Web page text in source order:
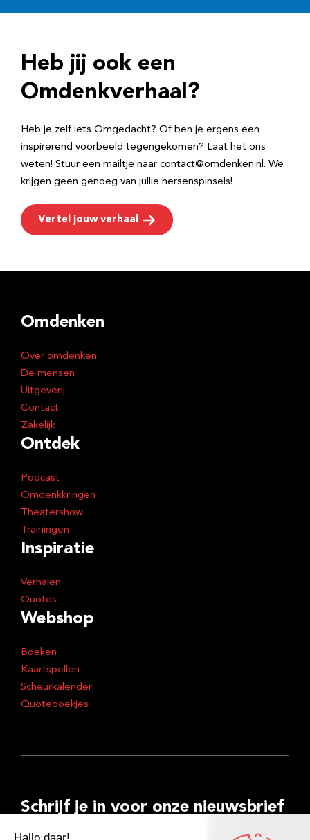
r
e
Heb jij ook een
Omdenkverhaal?
Heb je zelf iets Omgedacht? Of ben je ergens een
inspirerend voorbeeld tegengekomen? Laat het ons
weten! Stuur een mailtje naar contact@omdenken.nl. We
krijgen geen genoeg van jullie hersenspinsels!
Vertel jouw verhaal
Omdenken
Over omdenken
De mensen
Uitgeverij
Contact
Zakelijk
Ontdek
Podcast
Omdenkkringen
Theatershow
Trainingen
Inspiratie
Verhalen
Quotes
Webshop
Boeken
Kaartspellen
Scheurkalender
Quoteboekjes
Schrijf je in voor onze nieuwsbrief